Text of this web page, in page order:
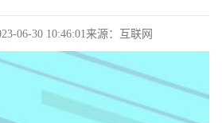
06-30 10:46:01来源：互联网